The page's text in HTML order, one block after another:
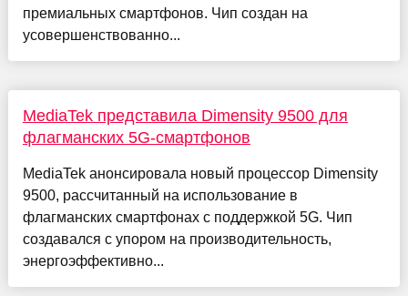
премиальных смартфонов. Чип создан на
усовершенствованно...
MediaTek представила Dimensity 9500 для
флагманских 5G-смартфонов
MediaTek анонсировала новый процессор Dimensity
9500, рассчитанный на использование в
флагманских смартфонах с поддержкой 5G. Чип
создавался с упором на производительность,
энергоэффективно...